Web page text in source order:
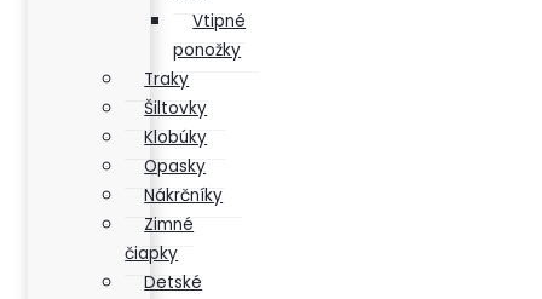
Vtipné
ponožky
Traky
Šiltovky
Klobúky
Opasky
Nákrčníky
Zimné
čiapky
Detské